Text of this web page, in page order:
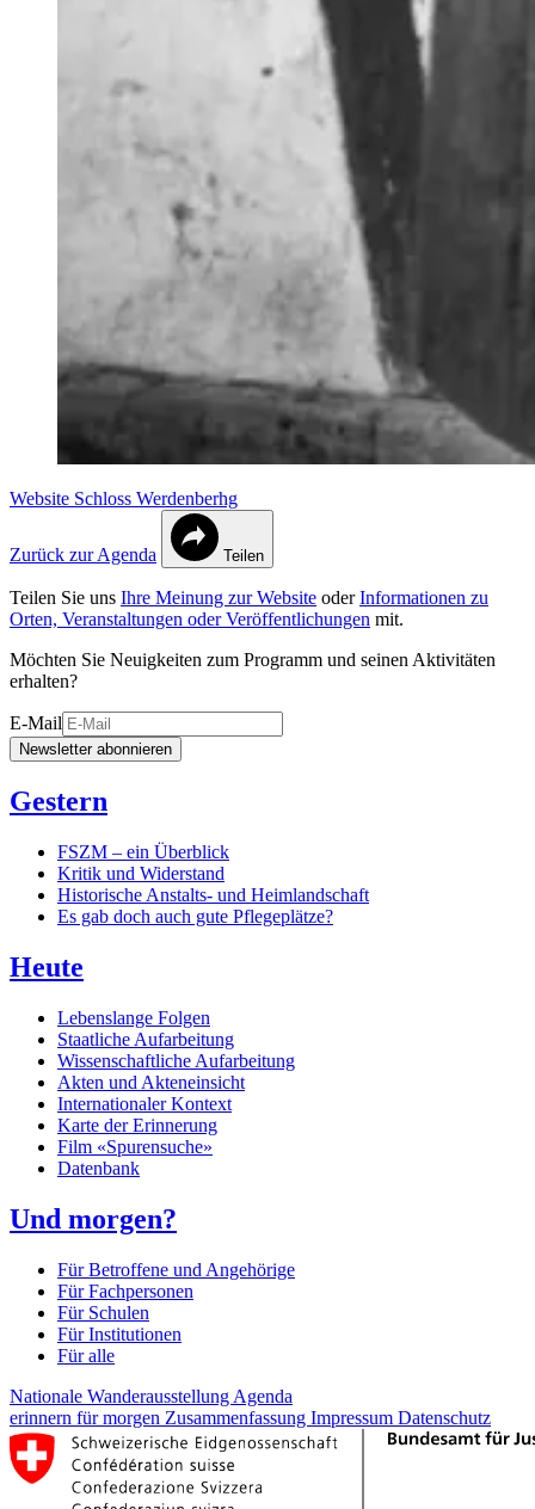
Website Schloss Werdenberhg
Zurück zur Agenda Teilen
Teilen Sie uns Ihre Meinung zur Website oderInformationen zu
Orten, Veranstaltungen oder Veröffentlichungen mit.
Möchten Sie Neuigkeiten zum Programm und seinen Aktivitäten
erhalten?
E-Mail
Newsletter abonnieren
Gestern
FSZM – ein Überblick
Kritik und Widerstand
Historische Anstalts- und Heimlandschaft
Es gab doch auch gute Pflegeplätze?
Heute
Lebenslange Folgen
Staatliche Aufarbeitung
Wissenschaftliche Aufarbeitung
Akten und Akteneinsicht
Internationaler Kontext
Karte der Erinnerung
Film «Spurensuche»
Datenbank
Und morgen?
Für Betroffene und Angehörige
Für Fachpersonen
Für Schulen
Für Institutionen
Für alle
Nationale Wanderausstellung Agenda
erinnern für morgen Zusammenfassung Impressum Datenschutz